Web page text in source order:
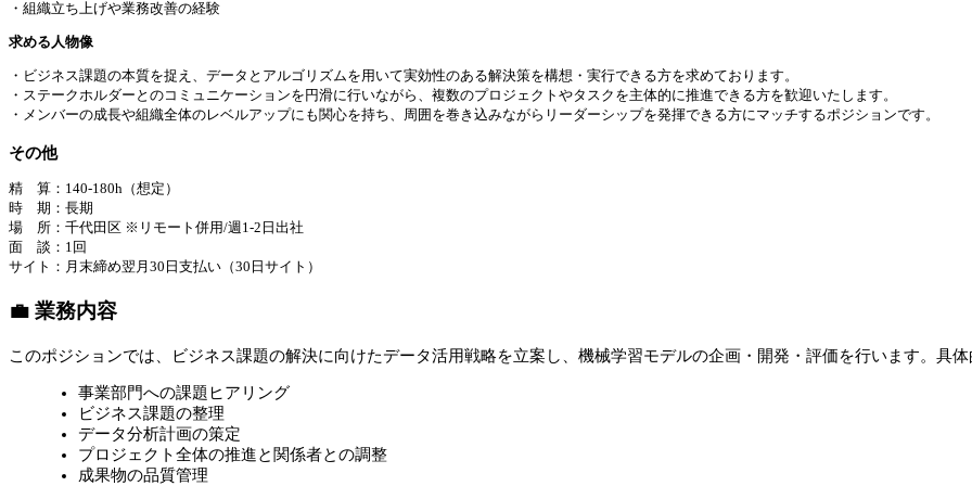
・組織立ち上げや業務改善の経験
求める⼈物像
・ビジネス課題の本質を捉え、データとアルゴリズムを用いて実効性のある解決策を構想・実行できる方を求めております。
・ステークホルダーとのコミュニケーションを円滑に行いながら、複数のプロジェクトやタスクを主体的に推進できる方を歓迎いたします。
・メンバーの成長や組織全体のレベルアップにも関心を持ち、周囲を巻き込みながらリーダーシップを発揮できる方にマッチするポジションです。
その他
精 算：140-180h（想定）
時 期：長期
場 所：千代田区 ※リモート併用/週1-2日出社
面 談：1回
サイト：月末締め翌月30日支払い（30日サイト）
💼 業務内容
このポジションでは、ビジネス課題の解決に向けたデータ活用戦略を立案し、機械学習モデルの企画・開発・評価を行います。具
事業部門への課題ヒアリング
ビジネス課題の整理
データ分析計画の策定
プロジェクト全体の推進と関係者との調整
成果物の品質管理